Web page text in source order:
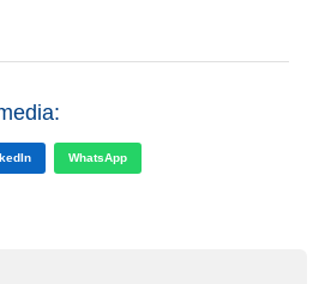
WhatsApp